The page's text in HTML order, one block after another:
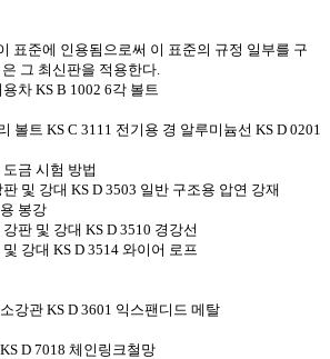
표준에 인용됨으로써 이 표준의 규정 일부를 구
그 최신판을 적용한다.
차 KS B 1002 6각 볼트
볼트 KS C 3111 전기용 경 알루미늄선 KS D 0201
금 시험 방법
및 강대 KS D 3503 일반 구조용 압연 강재
봉강
판 및 강대 KS D 3510 경강선
강대 KS D 3514 와이어 로프
강관 KS D 3601 익스팬디드 메탈
D 7018 체인링크철망